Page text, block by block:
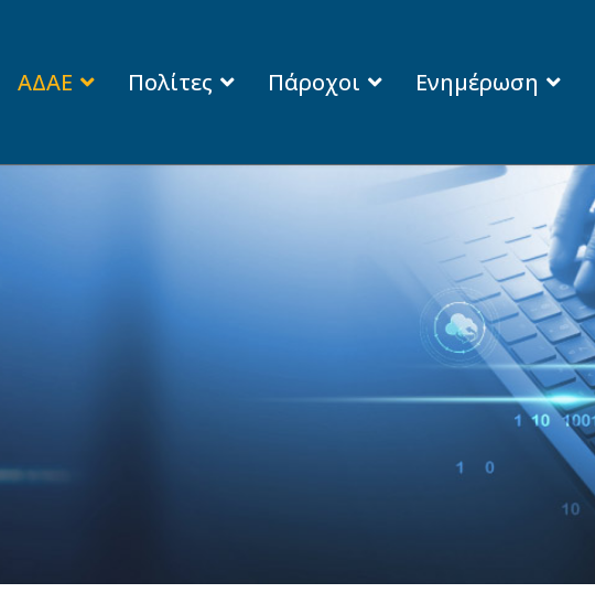
ΑΔΑΕ Πολίτες Πάροχοι Ενημέρωση